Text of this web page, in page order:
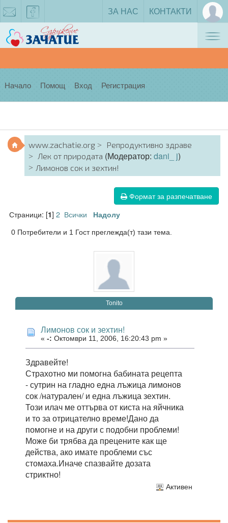
facebook
ЗА НАС КОНТАКТИ
Начало Помощ Вход Регистрация
www.zachatie.org
Репродуктивно здраве
Лек от природата (Модератор: dani_ j)
Лимонов сок и зехтин!
Формат за разпечатване
Страници: [1] 2 Всички Надолу
0 Потребители и 1 Гост преглежда(т) тази тема.
Tonito
Лимонов сок и зехтин!
« -: Октомври 11, 2006, 16:20:43 pm »
Здравейте!
Страхотно ми помогна бабината рецепта
- сутрин на гладно една лъжица лимонов
сок /натурален/ и една лъжица зехтин.
Този илач ме оттърва от киста на яйчника
и то за отрицателно време!Дано да
помогне и на други с подобни проблеми!
Може би трябва да прецените как ще
действа, ако имате проблеми със
стомаха.Иначе спазвайте дозата
стриктно!
Активен